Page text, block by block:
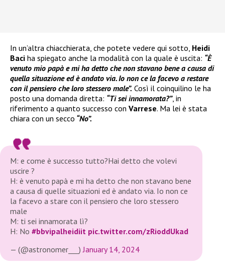
In un’altra chiacchierata, che potete vedere qui sotto, Heidi
Baci ha spiegato anche la modalità con la quale è uscita: “È
venuto mio papà e mi ha detto che non stavano bene a causa di
quella situazione ed è andato via. Io non ce la facevo a restare
con il pensiero che loro stessero male”. Così il coinquilino le ha
posto una domanda diretta: “Ti sei innamorata?”, in
riferimento a quanto successo con Varrese. Ma lei è stata
chiara con un secco “No”.
M: e come è successo tutto?Hai detto che volevi
uscire ?
H: è venuto papà e mi ha detto che non stavano bene
a causa di quelle situazioni ed è andato via. Io non ce
la facevo a stare con il pensiero che loro stessero
male
M: ti sei innamorata lì?
H: No #bbvipalheidiit pic.twitter.com/zRioddUkad
— (@astronomer___)January 14, 2024